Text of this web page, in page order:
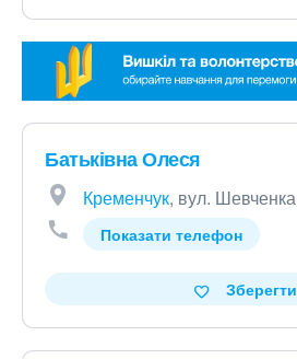
Батьківна Олеся
Кременчук, вул. Шевченка
Показати телефон
Зберегти